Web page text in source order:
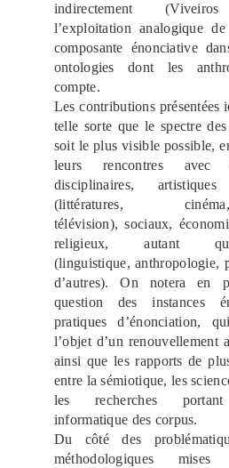
indirectement
l’exploitation analogique
composante énonciative
ontologies dont les
compte.
Les contributions présentées
telle sorte que le spectre
soit le plus visible possible,
leurs rencontres avec
disciplinaires,
(littératures,
télévision), sociaux,
religieux, autant
(linguistique, anthropologie,
d’autres). On notera en
question des instances
pratiques d’énonciation,
l’objet d’un renouvellement
ainsi que les rapports de
entre la sémiotique, les
les recherches
informatique des corpus.
Du côté des
méthodologiques